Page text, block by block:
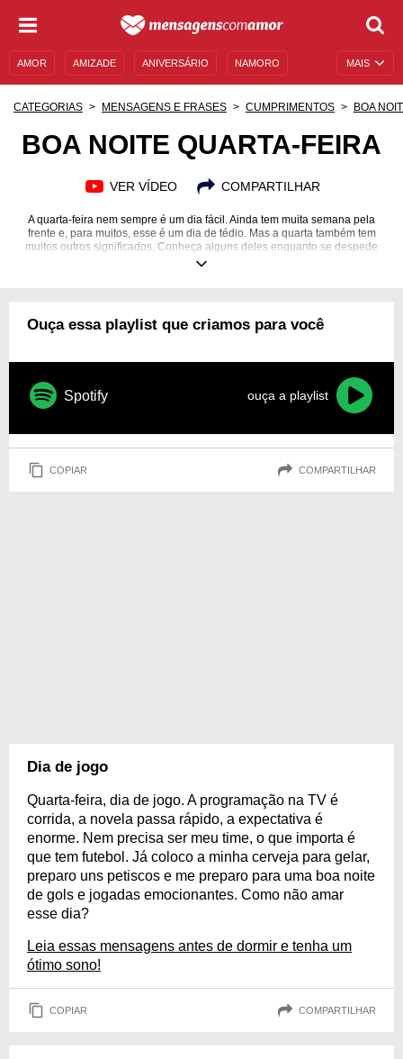
MAIS
AMOR AMIZADE ANIVERSÁRIO NAMORO
CATEGORIAS MENSAGENS E FRASES CUMPRIMENTOS BOA
BOA NOITE QUARTA-FEIRA
VER VÍDEO COMPARTILHAR
A quarta-feira nem sempre é um dia fácil. Ainda tem muita semana pela
frente e, para muitos, esse é um dia de tédio. Mas a quarta também tem
muitos outros significados. Conheça alguns deles enquanto se despede
deste dia e mentalize o que há de melhor para a semana que ainda vem.
Ouça essa playlist que criamos para você
Spotify ouça a playlist
COPIAR COMPARTILHAR
Dia de jogo
Quarta-feira, dia de jogo. A programação na TV é
corrida, a novela passa rápido, a expectativa é
enorme. Nem precisa ser meu time, o que importa é
que tem futebol. Já coloco a minha cerveja para gelar,
preparo uns petiscos e me preparo para uma boa noite
de gols e jogadas emocionantes. Como não amar
esse dia?
Leia essas mensagens antes de dormir e tenha um
ótimo sono!
COPIAR COMPARTILHAR